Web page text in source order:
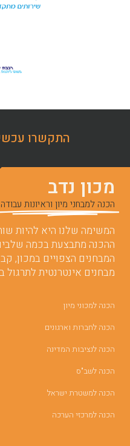
התקשרו עכשיו - 03-
מכון נדב
הכנה למבחני מיון וראיונות עבודה
המשימה שלנו היא להיות
ההכנה מתבצעת בכמה
המבחנים הצפויים במכון,
מבחנים אינטרנטית לתרגול
הכנה למכוני מיון
הכנה לחברות וארגונים
הכנה לנציבות המדינה
הכנה לשב"ס
הכנה למשטרת ישראל
הכנה למרכזי הערכה